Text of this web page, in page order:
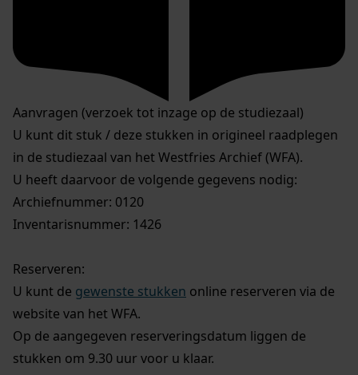
Aanvragen (verzoek tot inzage op de studiezaal)
U kunt dit stuk / deze stukken in origineel raadplegen
in de studiezaal van het Westfries Archief (WFA).
U heeft daarvoor de volgende gegevens nodig:
Archiefnummer: 0120
Inventarisnummer: 1426
Reserveren:
U kunt de gewenste stukken online reserveren via de
website van het WFA.
Op de aangegeven reserveringsdatum liggen de
stukken om 9.30 uur voor u klaar.